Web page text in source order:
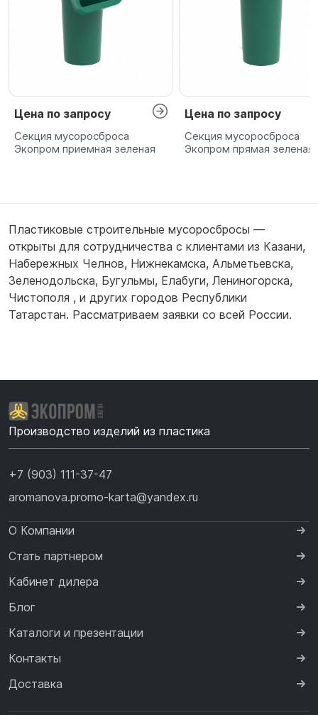
Цена по запросу
Секция мусоросброса
Экопром приемная зеленая
Цена по запросу
Секция мусоросброса
Экопром прямая зеленая
Пластиковые строительные мусоросбросы —
открыты для сотрудничества с клиентами из Казани,
Набережных Челнов, Нижнекамска, Альметьевска,
Зеленодольска, Бугульмы, Елабуги, Лениногорска,
Чистополя , и других городов Республики
Татарстан. Рассматриваем заявки со всей России.
Производство изделий из пластика
+7 (903) 111-37-47
aromanova.promo-karta@yandex.ru
О Компании
Стать партнером
Кабинет дилера
Блог
Каталоги и презентации
Контакты
Доставка